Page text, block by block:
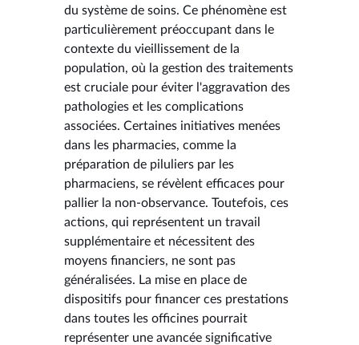
du système de soins. Ce phénomène est
particulièrement préoccupant dans le
contexte du vieillissement de la
population, où la gestion des traitements
est cruciale pour éviter l'aggravation des
pathologies et les complications
associées. Certaines initiatives menées
dans les pharmacies, comme la
préparation de piluliers par les
pharmaciens, se révèlent efficaces pour
pallier la non-observance. Toutefois, ces
actions, qui représentent un travail
supplémentaire et nécessitent des
moyens financiers, ne sont pas
généralisées. La mise en place de
dispositifs pour financer ces prestations
dans toutes les officines pourrait
représenter une avancée significative